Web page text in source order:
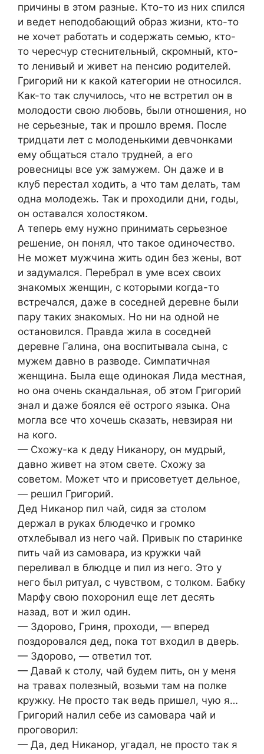
причины в этом разные. Кто-то из них спился
и ведет неподобающий образ жизни, кто-то
не хочет работать и содержать семью, кто-
то чересчур стеснительный, скромный, кто-
то ленивый и живет на пенсию родителей.
Григорий ни к какой категории не относился.
Как-то так случилось, что не встретил он в
молодости свою любовь, были отношения, но
не серьезные, так и прошло время. После
тридцати лет с молоденькими девчонками
ему общаться стало трудней, а его
ровесницы все уж замужем. Он даже и в
клуб перестал ходить, а что там делать, там
одна молодежь. Так и проходили дни, годы,
он оставался холостяком.
А теперь ему нужно принимать серьезное
решение, он понял, что такое одиночество.
Не может мужчина жить один без жены, вот
и задумался. Перебрал в уме всех своих
знакомых женщин, с которыми когда-то
встречался, даже в соседней деревне были
пару таких знакомых. Но ни на одной не
остановился. Правда жила в соседней
деревне Галина, она воспитывала сына, с
мужем давно в разводе. Симпатичная
женщина. Была еще одинокая Лида местная,
но она очень скандальная, об этом Григорий
знал и даже боялся её острого языка. Она
могла все что хочешь сказать, невзирая ни
на кого.
— Схожу-ка к деду Никанору, он мудрый,
давно живет на этом свете. Схожу за
советом. Может что и присоветует дельное,
— решил Григорий.
Дед Никанор пил чай, сидя за столом
держал в руках блюдечко и громко
отхлебывал из него чай. Привык по старинке
пить чай из самовара, из кружки чай
переливал в блюдце и пил из него. Это у
него был ритуал, с чувством, с толком. Бабку
Марфу свою похоронил еще лет десять
назад, вот и жил один.
— Здорово, Гриня, проходи, — вперед
поздоровался дед, пока тот входил в дверь.
— Здорово, — ответил тот.
— Давай к столу, чай будем пить, он у меня
на травах полезный, возьми там на полке
кружку. Не просто так ведь пришел, чую я…
Григорий налил себе из самовара чай и
проговорил:
— Да, дед Никанор, угадал, не просто так я